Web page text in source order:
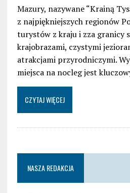
Mazury, nazywane “Krainą
z najpiękniejszych regionów
turystów z kraju i zza granicy
krajobrazami, czystymi
atrakcjami przyrodniczymi.
miejsca na nocleg jest
CZYTAJ WIĘCEJ
NASZA REDAKCJA